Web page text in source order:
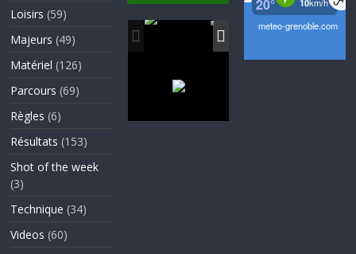
Loisirs (59)
Majeurs (49)
Matériel (126)
Parcours (69)
Règles (6)
Résultats (153)
Shot of the week
(3)
Technique (34)
Videos (60)